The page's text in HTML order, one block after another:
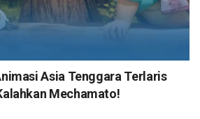
Asia Tenggara Terlaris
Mechamato!